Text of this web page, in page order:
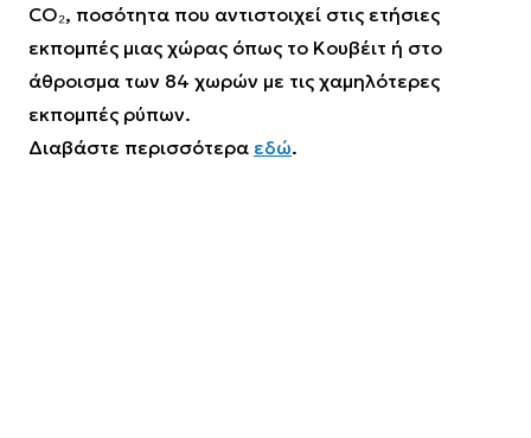
CO₂, ποσότητα που αντιστοιχεί στις ετήσιες
εκπομπές μιας χώρας όπως το Κουβέιτ ή στο
άθροισμα των 84 χωρών με τις χαμηλότερες
εκπομπές ρύπων.
Διαβάστε περισσότερα εδώ.